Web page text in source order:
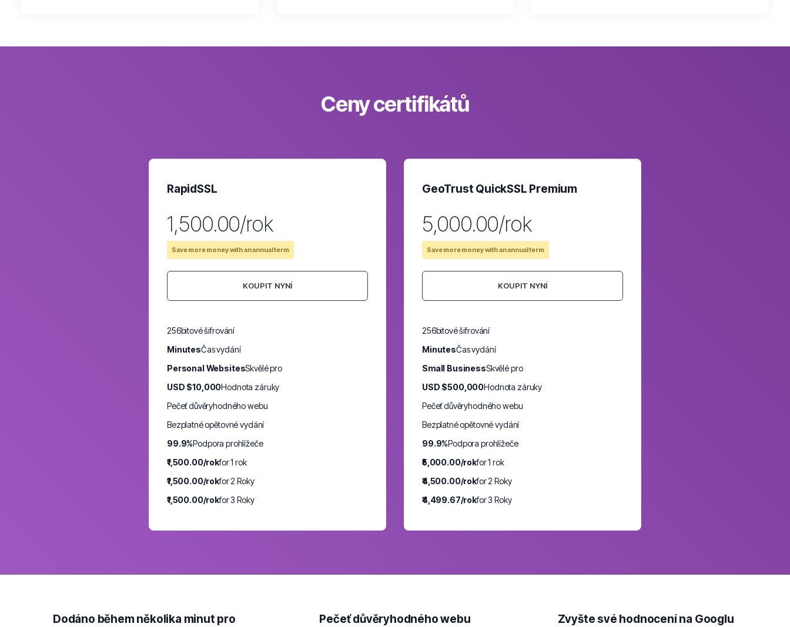
Ceny certifikátů
RapidSSL
₹1,500.00/rok
Save more money with an annual term
KOUPIT NYNÍ
256bitové šifrování
MinutesČas vydání
Personal WebsitesSkvělé pro
USD $10,000Hodnota záruky
Pečeť důvěryhodného webu
Bezplatné opětovné vydání
99.9%Podpora prohlížeče
₹1,500.00/rokfor 1 rok
₹1,500.00/rokfor 2 Roky
₹1,500.00/rokfor 3 Roky
GeoTrust QuickSSL Premium
₹5,000.00/rok
Save more money with an annual term
KOUPIT NYNÍ
256bitové šifrování
MinutesČas vydání
Small BusinessSkvělé pro
USD $500,000Hodnota záruky
Pečeť důvěryhodného webu
Bezplatné opětovné vydání
99.9%Podpora prohlížeče
₹5,000.00/rokfor 1 rok
₹4,500.00/rokfor 2 Roky
₹4,499.67/rokfor 3 Roky
Dodáno během několika minut pro
Pečeť důvěryhodného webu Zvyšte své hodnocení na Googlu